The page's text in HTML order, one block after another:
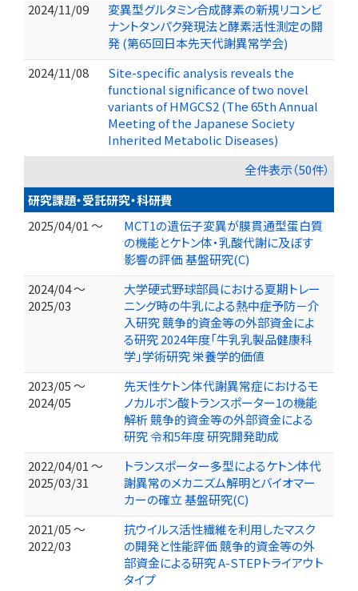
2024/11/09
変異型グルタミン合成酵素の新規リコンビ
ナントタンパク発現法と酵素活性測定の開
発 (第65回日本先天代謝異常学会)
2024/11/08
Site-specific analysis reveals the
functional significance of two novel
variants of HMGCS2 (The 65th Annual
Meeting of the Japanese Society
Inherited Metabolic Diseases)
全件表示（50件）
研究課題・受託研究・科研費
2025/04/01 ～
MCT1の遺伝子変異が膜貫通型蛋白質
の機能とケトン体・乳酸代謝に及ぼす
影響の評価 基盤研究(C)
2024/04 ～
2025/03
大学硬式野球部員における夏期トレー
ニング時の牛乳による熱中症予防－介
入研究 競争的資金等の外部資金によ
る研究 2024年度「牛乳乳製品健康科
学」学術研究 栄養学的価値
2023/05 ～
2024/05
先天性ケトン体代謝異常症におけるモ
ノカルボン酸トランスポーター1の機能
解析 競争的資金等の外部資金による
研究 令和5年度 研究開発助成
2022/04/01 ～
2025/03/31
トランスポーター多型によるケトン体代
謝異常のメカニズム解明とバイオマー
カーの確立 基盤研究(C)
2021/05 ～
2022/03
抗ウイルス活性繊維を利用したマスク
の開発と性能評価 競争的資金等の外
部資金による研究 A-STEPトライアウト
タイプ